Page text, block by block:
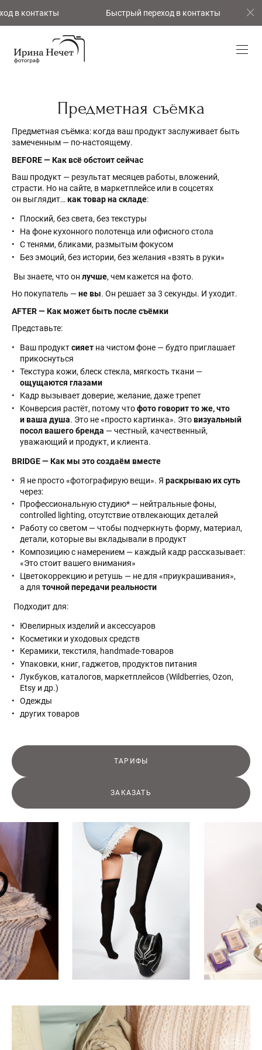
в контакты Быстрый переход в контакты
Предметная съёмка
Предметная съёмка: когда ваш продукт заслуживает быть
замеченным — по-настоящему.
BEFORE — Как всё обстоит сейчас
Ваш продукт — результат месяцев работы, вложений,
страсти. Но на сайте, в маркетплейсе или в соцсетях
он выглядит…как товар на складе:
Плоский, без света, без текстуры
На фоне кухонного полотенца или офисного стола
С тенями, бликами, размытым фокусом
Без эмоций, без истории, без желания «взять в руки»
Вы знаете, что он лучше, чем кажется на фото.
Но покупатель —не вы. Он решает за 3 секунды. И уходит.
AFTER — Как может быть после съёмки
Представьте:
Ваш продуктсияет на чистом фоне — будто приглашает
прикоснуться
Текстура кожи, блеск стекла, мягкость ткани —
ощущаются глазами
Кадр вызывает доверие, желание, даже трепет
Конверсия растёт, потому чтофото говорит то же, что
и ваша душа. Это не «просто картинка». Этовизуальный
посол вашего бренда — честный, качественный,
уважающий и продукт, и клиента.
BRIDGE — Как мы это создаём вместе
Я не просто «фотографирую вещи». Я раскрываю их суть
через:
Профессиональную студию* — нейтральные фоны,
controlled lighting, отсутствие отвлекающих деталей
Работу со светом — чтобы подчеркнуть форму, материал,
детали, которые вы вкладывали в продукт
Композицию с намерением — каждый кадр рассказывает:
«Это стоит вашего внимания»
Цветокоррекцию и ретушь — не для «приукрашивания»,
а для точной передачи реальности
Подходит для:
Ювелирных изделий и аксессуаров
Косметики и уходовых средств
Керамики, текстиля, handmade-товаров
Упаковки, книг, гаджетов, продуктов питания
Лукбуков, каталогов, маркетплейсов (Wildberries, Ozon,
Etsy и др.)
Одежды
других товаров
ТАРИФЫ
ЗАКАЗАТЬ